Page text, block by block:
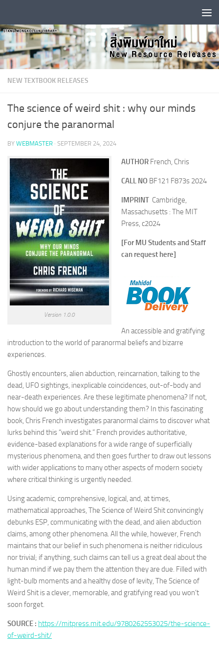
NEW TEXTBOOK RELEASES
The science of weird shit : why our minds
conjure the paranormal
BY WEBMASTER · SEPTEMBER 24, 2024
Version 1.0.0
AUTHOR French, Chris
CALL NO BF121 F873s 2024
IMPRINT Cambridge,
Massachusetts : The MIT
Press, c2024
[For MU Students and Staff
can request here]
An accessible and gratifying
introduction to the world of paranormal beliefs and bizarre
experiences.
Ghostly encounters, alien abduction, reincarnation, talking to the
dead, UFO sightings, inexplicable coincidences, out-of-body and
near-death experiences. Are these legitimate phenomena? If not,
how should we go about understanding them? In this fascinating
book, Chris French investigates paranormal claims to discover what
lurks behind this “weird shit.” French provides authoritative,
evidence-based explanations for a wide range of superficially
mysterious phenomena, and then goes further to draw out lessons
with wider applications to many other aspects of modern society
where critical thinking is urgently needed.
Using academic, comprehensive, logical, and, at times,
mathematical approaches, The Science of Weird Shit convincingly
debunks ESP, communicating with the dead, and alien abduction
claims, among other phenomena. All the while, however, French
maintains that our belief in such phenomena is neither ridiculous
nor trivial; if anything, such claims can tell us a great deal about the
human mind if we pay them the attention they are due. Filled with
light-bulb moments and a healthy dose of levity, The Science of
Weird Shit is a clever, memorable, and gratifying read you won’t
soon forget.
SOURCE : https://mitpress.mit.edu/9780262553025/the-science-
of-weird-shit/